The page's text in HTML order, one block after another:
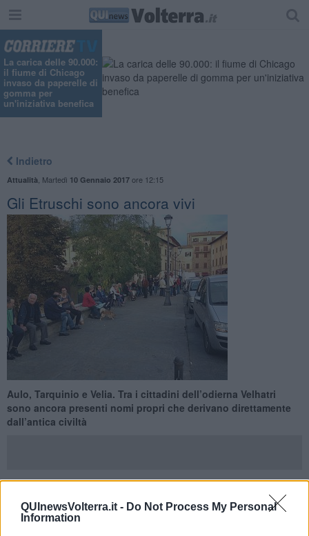
QUInewsVolterra.it - Do Not Process My Personal
Information
La carica delle 90.000:
il fiume di Chicago
invaso da paperelle di
gomma per
un'iniziativa benefica
Indietro
Attualità Martedì 10 Gennaio 2017ore 12:15
Gli Etruschi sono ancora vivi
Aulo, Tarquinio e Velia. Tra i cittadini dell’odierna Velhatri
sono ancora presenti nomi propri che derivano direttamente
dall’antica civiltà
VOLTERRA —Leorigini etruschedeivolterranisono indubbie.
Ne sono una prova le fonti storiografiche e i reperti archeologici,